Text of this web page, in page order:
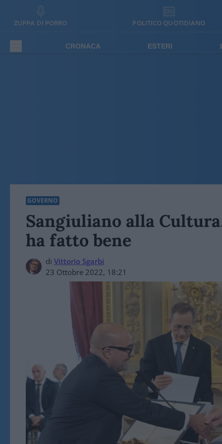
ZUPPA DI PORRO POLITICO QUOTIDIANO
CRONACA ESTERI
GOVERNO
Sangiuliano alla
ha fatto bene
di Vittorio Sgarbi
23 Ottobre 2022, 18:21